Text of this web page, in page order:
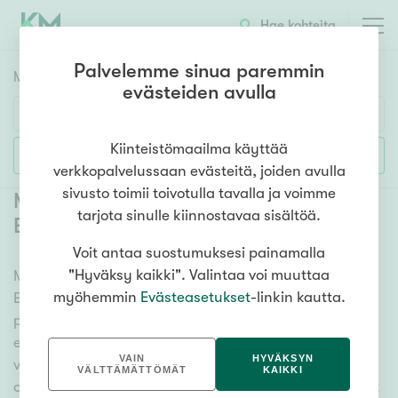
Hae kohteita
Myyntikohteet
Huoneluku
1h 2h 3h 4h 5h+
Asuntotyyppi
Kerros-/luhtitalo
Rivitalo/paritalo
Omakoti-/erillistalo
Maa- tai metsätila
Lisää hakuehtoja
Myytävät rivitalot ja paritalot Kouvola
Eskolanmäki (1)
Meiltä löydät myytävät rivitalot ja paritalot Kouvola
Eskolanmäki, olitpa etsimässä suurempaa tai
pienempää asuntoa. Lukuisat asuntovaihtoehdot ja
erittäin kattava kiinteistönvälittäjien verkosto
varmistavat, että meillä on hyvä paikallinen
osaaminen ja tieto. Katso alta kaikki myytävät rivitalot
Palvelemme sinua paremmin
evästeiden avulla
Kiinteistömaailma käyttää
verkkopalvelussaan evästeitä, joiden avulla
sivusto toimii toivotulla tavalla ja voimme
tarjota sinulle kiinnostavaa sisältöä.
Voit antaa suostumuksesi painamalla
"Hyväksy kaikki". Valintaa voi muuttaa
myöhemmin Evästeasetukset-linkin kautta.
VAIN
VÄLTTÄMÄTTÖMÄT
HYVÄKSYN
KAIKKI